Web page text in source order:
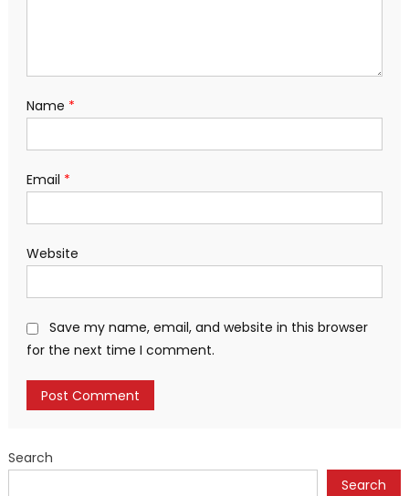
Name *
Email *
Website
Save my name, email, and website in this browser
for the next time I comment.
Search
Search